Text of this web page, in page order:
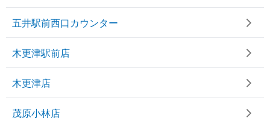
五井駅前西口カウンター
木更津駅前店
木更津店
茂原小林店